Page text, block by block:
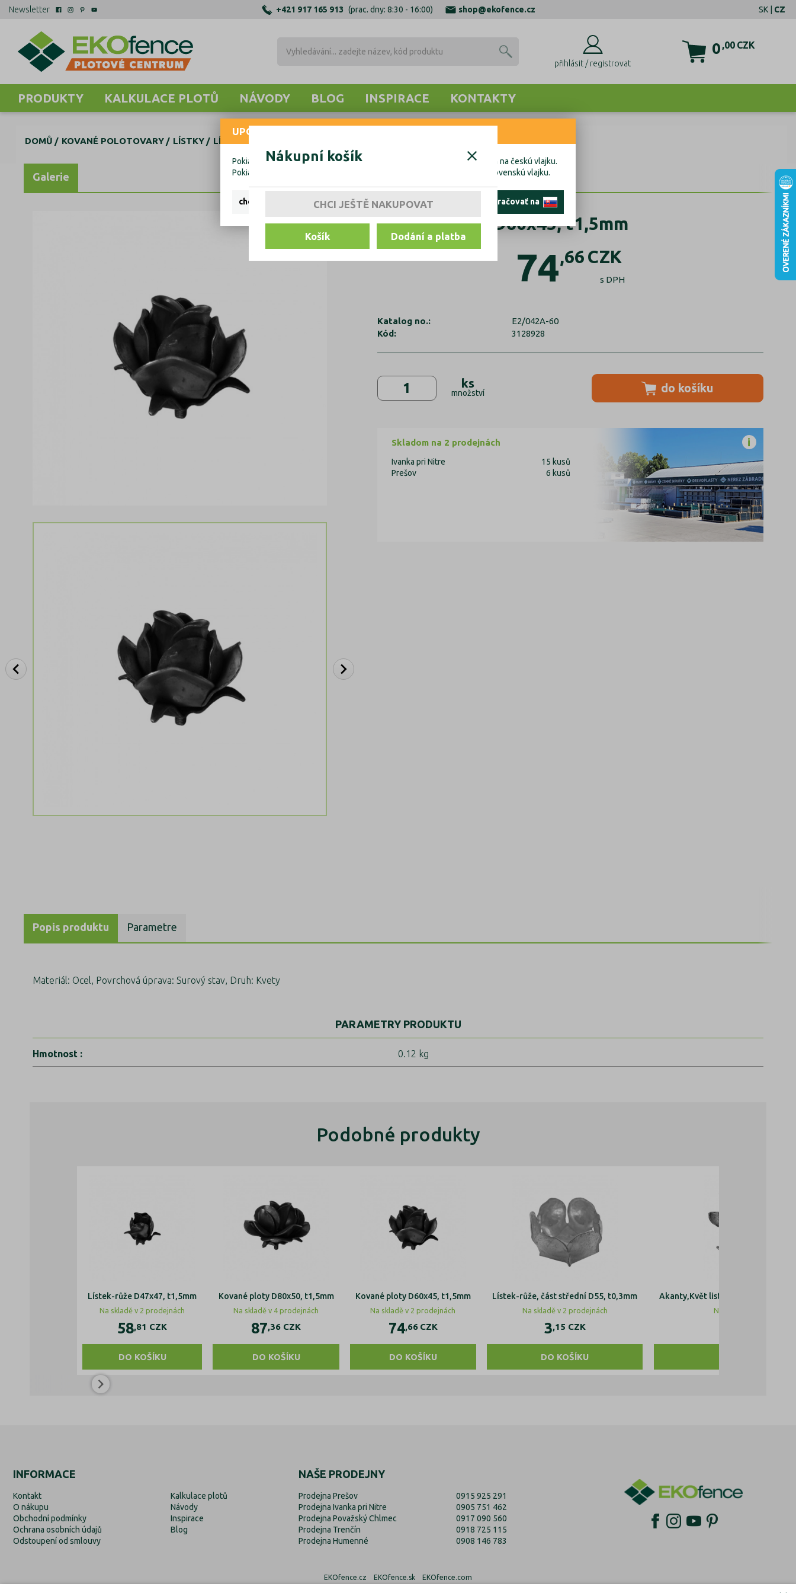
Newsletter +421 917 165 913 (prac. dny: 8:30 - 16:00) shop@ekofence.cz SK | CZ
přihlásit / registrovat
0 ,00 CZK
PRODUKTY KALKULACE PLOTŮ NÁVODY BLOG INSPIRACE KONTAKTY
Nákupní košík
CHCI JEŠTĚ NAKUPOVAT
Košík Dodání a platba
DOMŮ KOVANÉ POLOTOVARY LÍSTKY LÍSTKY SÓLOVÉ
Galerie
Kované ploty D60x45, t1,5mm
74,66 CZK
s DPH
Katalog no.:
E2/042A-60
Kód:
3128928
ks
množství do košíku
Skladom na 2 prodejnách
Ivanka pri Nitre
15 kusů
Prešov
6 kusů
Popis produktu Parametre
Materiál: Ocel, Povrchová úprava: Surový stav, Druh: Kvety
PARAMETRY PRODUKTU
Hmotnost : 0.12 kg
Podobné produkty
Lístek-růže D47x47, t1,5mm
Na skladě v 2 prodejnách
58,81 CZK
DO KOŠÍKU
Kované ploty D80x50, t1,5mm
Na skladě v 4 prodejnách
87,36 CZK
DO KOŠÍKU
Kované ploty D60x45, t1,5mm
Na skladě v 2 prodejnách
74,66 CZK
DO KOŠÍKU
Lístek-růže, část střední D55, t0,3mm
Na skladě v 2 prodejnách
3,15 CZK
DO KOŠÍKU
Akanty,Květ list,lístek
Na skladě v 5
INFORMACE
Kontakt
O nákupu
Obchodní podmínky
Ochrana osobních údajů
Odstoupení od smlouvy
Kalkulace plotů
Návody
Inspirace
Blog
NAŠE PRODEJNY
Prodejna Prešov
Prodejna Ivanka pri Nitre
Prodejna Považský Chlmec
Prodejna Trenčín
Prodejna Humenné
0915 925 291
0905 751 462
0917 090 560
0918 725 115
0908 146 783
EKOfence.cz EKOfence.sk EKOfence.com
UPOZORNENIE
Pokiaľ chcete uskutočniť objednávku do Českej republiky, kliknite prosím na českú vlajku.
Pokiaľ chcete uskutočniť objednávku na Slovensko, kliknite prosím na slovenskú vlajku.
chcem ostať tu pokračovať na